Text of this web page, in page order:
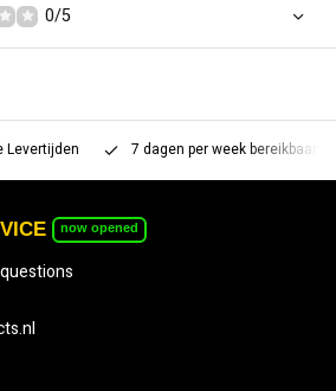
0/5
Levertijden 7 dagen per week bereikbaar
now opened